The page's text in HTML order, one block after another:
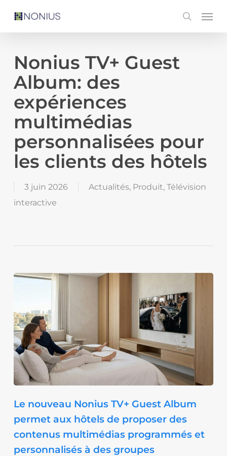
content
search
Menu
Nonius TV+ Guest
Album: des
expériences
multimédias
personnalisées pour
les clients des hôtels
3 juin 2026 Actualités, Produit, Télévision
interactive
Le nouveau Nonius TV+ Guest Album
permet aux hôtels de proposer des
contenus multimédias programmés et
personnalisés à des groupes